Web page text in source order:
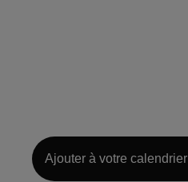
Ajouter à votre calendrier